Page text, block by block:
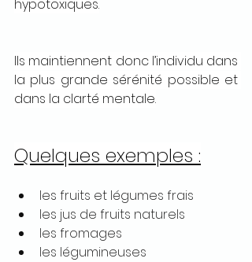
hypotoxiques.
Ils maintiennent donc l’individu dans
la plus grande sérénité possible et
dans la clarté mentale.
Quelques exemples :
les fruits et légumes frais
les jus de fruits naturels
les fromages
les légumineuses